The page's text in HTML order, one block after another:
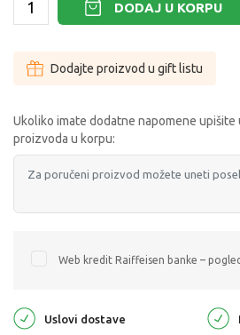
DODAJ U KORPU
Dodajte proizvod u gift listu
Ukoliko imate dodatne napomene upišite
proizvoda u korpu:
Web kredit Raiffeisen banke –
Uslovi dostave